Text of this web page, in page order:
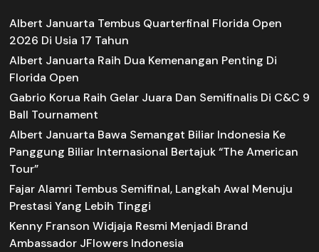
Albert Januarta Tembus Quarterfinal Florida Open
2026 Di Usia 17 Tahun
Albert Januarta Raih Dua Kemenangan Penting Di
Florida Open
Gabrio Korua Raih Gelar Juara Dan Semifinalis Di C&C 9
Ball Tournament
Albert Januarta Bawa Semangat Biliar Indonesia Ke
Panggung Biliar Internasional Bertajuk “The American
Tour”
Fajar Alamri Tembus Semifinal, Langkah Awal Menuju
Prestasi Yang Lebih Tinggi
Kenny Franson Widjaja Resmi Menjadi Brand
Ambassador JFlowers Indonesia